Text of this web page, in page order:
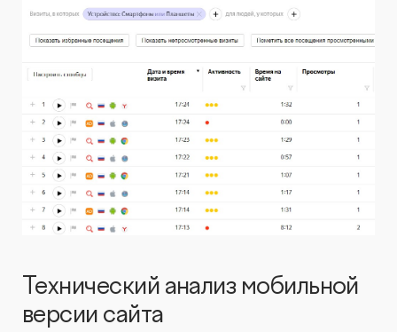
Технический анализ мобильной
версии сайта